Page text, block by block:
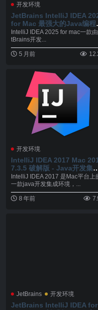
开发环境
JetBrains IntelliJ IDEA
for Mac 最强大的Java编程
境 v2026.1
IntelliJ IDEA 2025 for mac一款
tBrains开发...
5 月前
开发环境
IntelliJ IDEA 2017 Mac
7.3.5 破解版 - Java开发集
环境
IntelliJ IDEA 2017 是Mac平台上
一款java开发集成环境，...
8 年前
JetBrains 开发环境
JetBrains IntelliJ IDEA for